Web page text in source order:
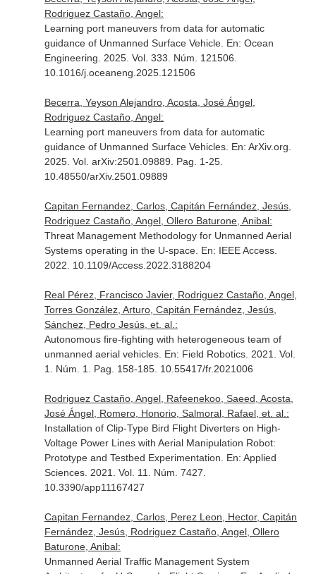
Rodriguez Castaño, Angel:
Learning port maneuvers from data for automatic
guidance of Unmanned Surface Vehicle. En: Ocean
Engineering . 2025. Vol. 333. Núm. 121506.
10.1016/j.oceaneng.2025.121506
Becerra, Yeyson Alejandro, Acosta, José Ángel,
Rodriguez Castaño, Angel:
Learning port maneuvers from data for automatic
guidance of Unmanned Surface Vehicles. En: ArXiv.org
2025. Vol. arXiv:2501.09889. Pag. 1-25.
10.48550/arXiv.2501.09889
Capitan Fernandez, Carlos, Capitán Fernández, Jesús,
Rodriguez Castaño, Angel, Ollero Baturone, Anibal:
Threat Management Methodology for Unmanned Aerial
Systems operating in the U-space. En: IEEE Access.
2022. 10.1109/Access.2022.3188204
Real Pérez, Francisco Javier, Rodriguez Castaño, Angel,
Torres González, Arturo, Capitán Fernández, Jesús,
Sánchez, Pedro Jesús, et. al.:
Autonomous fire-fighting with heterogeneous team of
unmanned aerial vehicles. En: Field Robotics. 2021. Vol.
1. Núm. 1. Pag. 158-185. 10.55417/fr.2021006
Rodriguez Castaño, Angel, Rafeenekoo, Saeed, Acosta,
José Ángel, Romero, Honorio, Salmoral, Rafael, et. al.:
Installation of Clip-Type Bird Flight Diverters on High-
Voltage Power Lines with Aerial Manipulation Robot:
Prototype and Testbed Experimentation. En: Applied
Sciences. 2021. Vol. 11. Núm. 7427.
10.3390/app11167427
Capitan Fernandez, Carlos, Perez Leon, Hector, Capitán
Fernández, Jesús, Rodriguez Castaño, Angel, Ollero
Baturone, Anibal:
Unmanned Aerial Traffic Management System